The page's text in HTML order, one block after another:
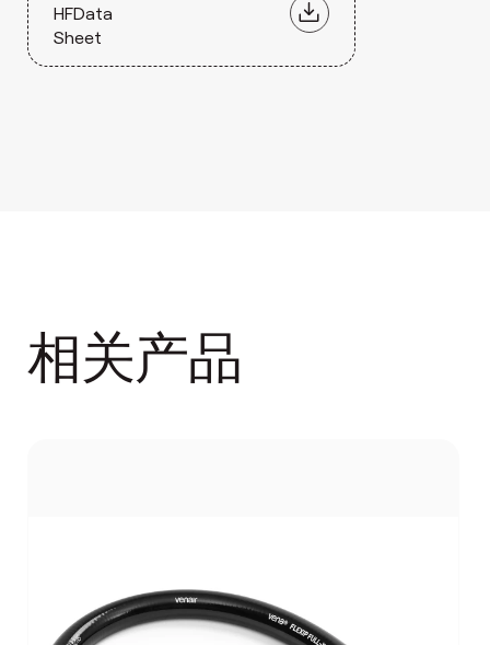
HFData
Sheet
相关产品